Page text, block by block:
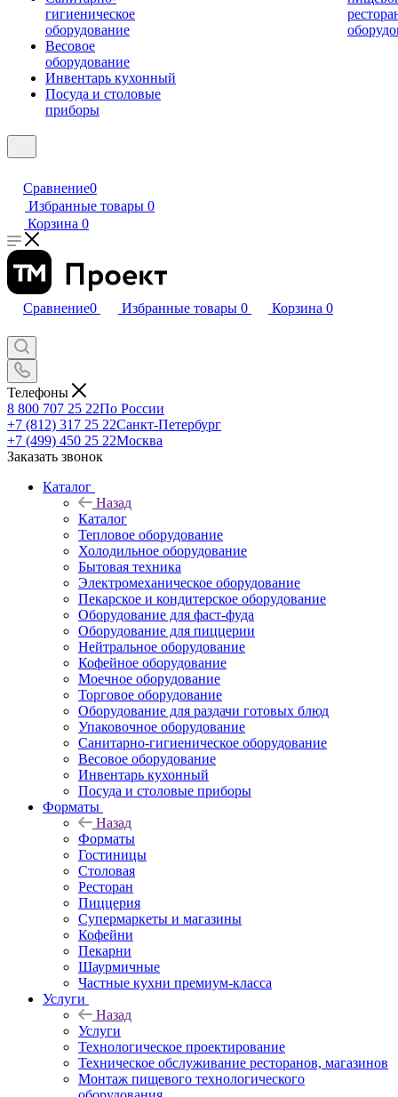
гигиеническое
оборудование
Весовое
оборудование
Инвентарь кухонный
Посуда и столовые
приборы
Сравнение0
Избранные товары 0
Корзина 0
Сравнение0 Избранные товары 0 Корзина 0
Телефоны
8 800 707 25 22По России
+7 (812) 317 25 22Санкт-Петербург
+7 (499) 450 25 22Москва
Заказать звонок
Каталог
Назад
Каталог
Тепловое оборудование
Холодильное оборудование
Бытовая техника
Электромеханическое оборудование
Пекарское и кондитерское оборудование
Оборудование для фаст-фуда
Оборудование для пиццерии
Нейтральное оборудование
Кофейное оборудование
Моечное оборудование
Торговое оборудование
Оборудование для раздачи готовых блюд
Упаковочное оборудование
Санитарно-гигиеническое оборудование
Весовое оборудование
Инвентарь кухонный
Посуда и столовые приборы
Форматы
Назад
Форматы
Гостиницы
Столовая
Ресторан
Пиццерия
Супермаркеты и магазины
Кофейни
Пекарни
Шаурмичные
Частные кухни премиум-класса
Услуги
Назад
Услуги
Технологическое проектирование
Техническое обслуживание ресторанов, магазинов
Монтаж пищевого технологического